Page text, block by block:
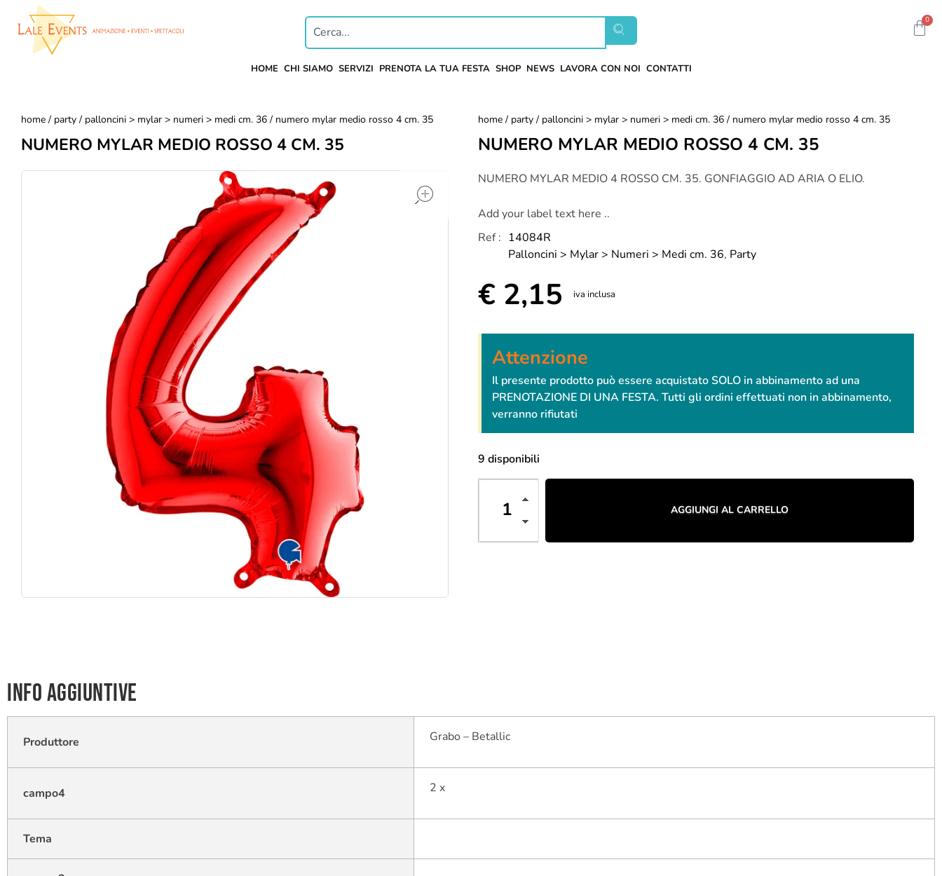
0
HOME CHI SIAMO SERVIZI PRENOTA LA TUA FESTA SHOP NEWS LAVORA CON NOI CONTATTI
home / party / palloncini > mylar > numeri > medi cm. 36 / numero mylar medio rosso 4 cm. 35
NUMERO MYLAR MEDIO ROSSO 4 CM. 35
home / party / palloncini > mylar > numeri > medi cm. 36 / numero mylar medio rosso 4 cm. 35
NUMERO MYLAR MEDIO ROSSO 4 CM. 35
NUMERO MYLAR MEDIO 4 ROSSO CM. 35. GONFIAGGIO AD ARIA O ELIO.
Add your label text here ..
Ref : 14084R
Palloncini > Mylar > Numeri > Medi cm. 36, Party
€ 2,15 iva inclusa
Attenzione
Il presente prodotto può essere acquistato SOLO in abbinamento ad una
PRENOTAZIONE DI UNA FESTA. Tutti gli ordini effettuati non in abbinamento,
verranno rifiutati
9 disponibili
AGGIUNGI AL CARRELLO
Info aggiuntive
Produttore Grabo – Betallic
campo4 2 x
Tema